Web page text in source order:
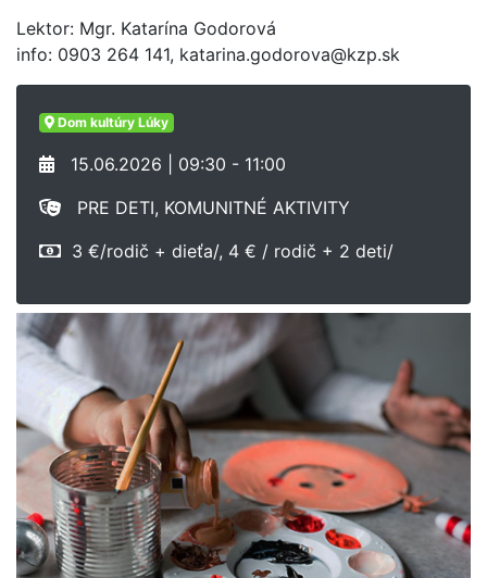
Lektor: Mgr. Katarína Godorová
info: 0903 264 141, katarina.godorova@kzp.sk
Dom kultúry Lúky
15.06.2026 | 09:30 - 11:00
PRE DETI, KOMUNITNÉ AKTIVITY
3 €/rodič + dieťa/, 4 € / rodič + 2 deti/